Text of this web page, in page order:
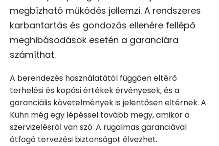
megbízható működés jellemzi. A rendszeres
karbantartás és gondozás ellenére fellépő
meghibásodások esetén a garanciára
számíthat.
A berendezés használatától függően eltérő
terhelési és kopási értékek érvényesek, és a
garanciális követelmények is jelentősen eltérnek. A
Kuhn még egy lépéssel tovább megy, amikor a
szervizelésről van szó: A rugalmas garanciával
átfogó tervezési biztonságot élvezhet.